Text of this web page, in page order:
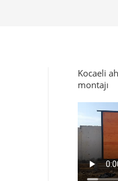
Kocaeli
montajı